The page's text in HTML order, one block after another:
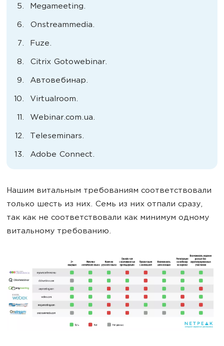
Megameeting.
Onstreammedia.
Fuze.
Citrix Gotowebinar.
Автовебинар.
Virtualroom.
Webinar.com.ua.
Teleseminars.
Adobe Connect.
Нашим витальным требованиям соответствовали
только шесть из них. Семь из них отпали сразу,
так как не соответствовали как минимум одному
витальному требованию.